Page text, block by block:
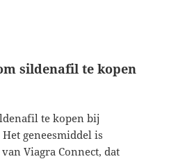
sildenafil te kopen
te kopen bij
geneesmiddel is
Viagra Connect, dat